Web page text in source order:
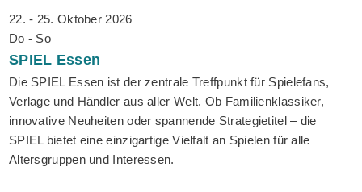
22. - 25. Oktober 2026
Do - So
SPIEL Essen
Die SPIEL Essen ist der zentrale Treffpunkt für Spielefans,
Verlage und Händler aus aller Welt. Ob Familienklassiker,
innovative Neuheiten oder spannende Strategietitel – die
SPIEL bietet eine einzigartige Vielfalt an Spielen für alle
Altersgruppen und Interessen.